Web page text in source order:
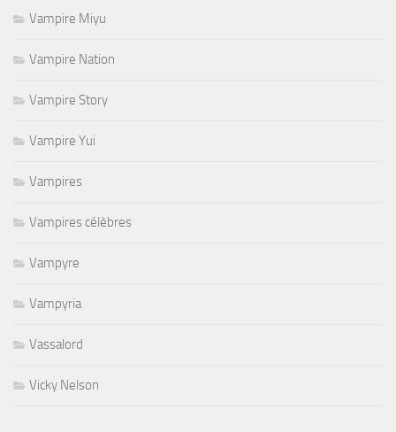
Vampire Miyu
Vampire Nation
Vampire Story
Vampire Yui
Vampires
Vampires célèbres
Vampyre
Vampyria
Vassalord
Vicky Nelson